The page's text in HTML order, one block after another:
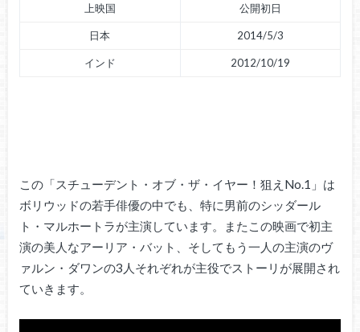
上映国 公開初日
日本 2014/5/3
インド 2012/10/19
この「スチューデント・オブ・ザ・イヤー！狙えNo.1」は
ボリウッドの若手俳優の中でも、特に男前のシッダール
ト・マルホートラが主演しています。またこの映画で初主
演の美人なアーリア・バット、そしてもう一人の主演のヴ
ァルン・ダワンの3人それぞれが主役でストーリが展開され
ていきます。